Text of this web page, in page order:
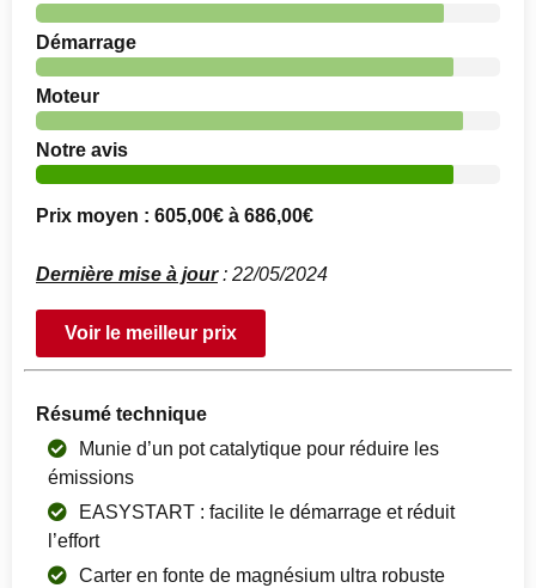
Démarrage
Moteur
Notre avis
Prix moyen : 605,00€ à 686,00€
Dernière mise à jour: 22/05/2024
Voir le meilleur prix
Résumé technique
Munie d’un pot catalytique pour réduire les
émissions
EASYSTART : facilite le démarrage et réduit
l’effort
Carter en fonte de magnésium ultra robuste